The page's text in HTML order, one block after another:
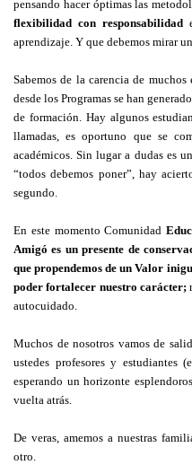
pensando hacer óptimas las
flexibilidad con responsabilidad
aprendizaje. Y que debemos mirar
Sabemos de la carencia de
desde los Programas se han
de formación. Hay algunos
llamadas, es oportuno que se
académicos. Sin lugar a dudas es
“todos debemos poner”, hay
segundo.
En este momento Comunidad
Amigó es un presente de
que propendemos de un Valor
poder fortalecer nuestro carácter;
autocuidado.
Muchos de nosotros vamos de
ustedes profesores y estudiantes
esperando un horizonte
vuelta atrás.
De veras, amemos a nuestras
otro.